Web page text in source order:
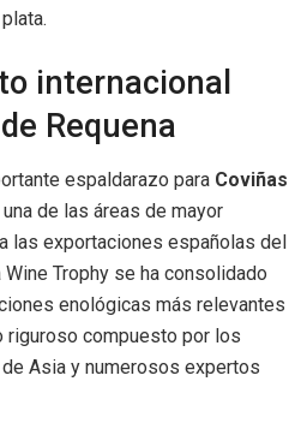
internacional
Requena
espaldarazo para Coviñas
una de las áreas de mayor
las exportaciones españolas del
Trophy se ha consolidado
enológicas más relevantes
riguroso compuesto por los
Asia y numerosos expertos